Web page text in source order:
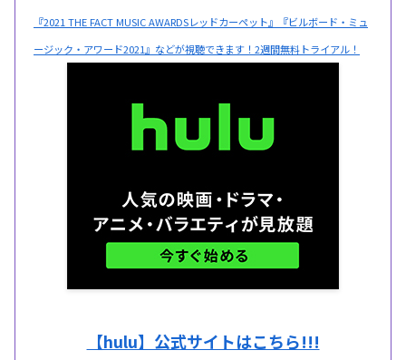
『2021 THE FACT MUSIC AWARDSレッドカーペット』『ビルボード・ミュ
ージック・アワード2021』などが視聴できます！2週間無料トライアル！
【hulu】公式サイトはこちら!!!